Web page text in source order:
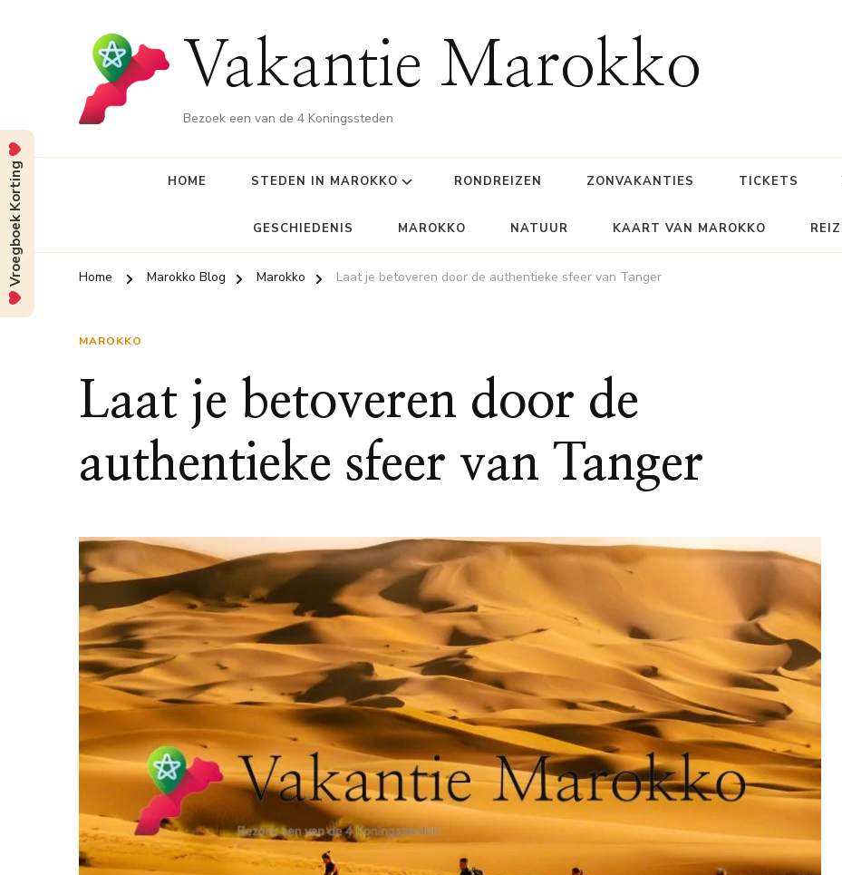
Vakantie Marokko
Bezoek een van de 4 Koningssteden
HOME STEDEN IN MAROKKO RONDREIZEN ZONVAKANTIES TICKETS
GESCHIEDENIS MAROKKO NATUUR KAART VAN MAROKKO
Home Marokko Blog Marokko Laat je betoveren door de authentieke sfeer van Tanger
MAROKKO
Laat je betoveren door de
authentieke sfeer van Tanger
Vroegboek Korting